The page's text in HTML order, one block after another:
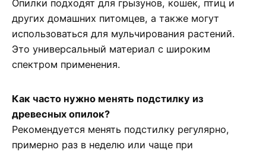
Опилки подходят для грызунов, кошек, птиц и
других домашних питомцев, а также могут
использоваться для мульчирования растений.
Это универсальный материал с широким
спектром применения.
Как часто нужно менять подстилку из
древесных опилок?
Рекомендуется менять подстилку регулярно,
примерно раз в неделю или чаще при